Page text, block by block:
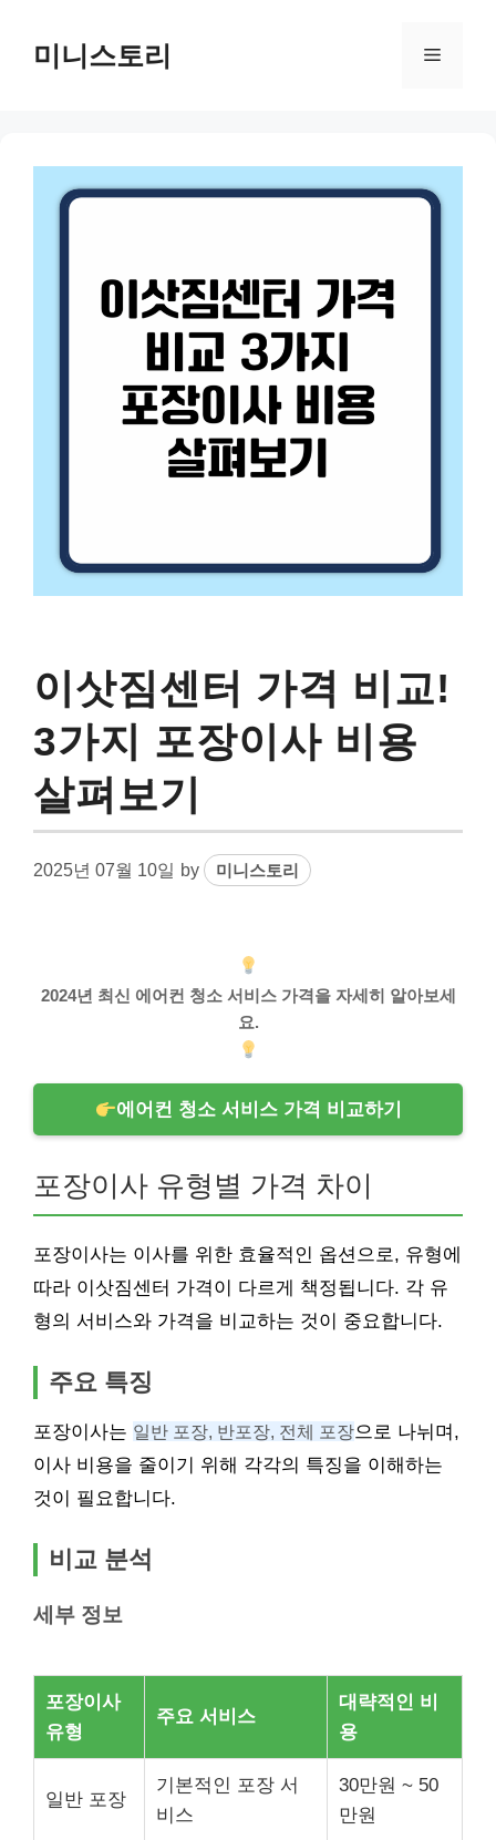
content미니스토리 Menu
이삿짐센터 가격 비교!
3가지 포장이사 비용
살펴보기
2025년 07월 10일 by 미니스토리
2024년 최신 에어컨 청소 서비스 가격을 자세히 알아보세
요.
에어컨 청소 서비스 가격 비교하기
포장이사 유형별 가격 차이
포장이사는 이사를 위한 효율적인 옵션으로, 유형에
따라 이삿짐센터 가격이 다르게 책정됩니다. 각 유
형의 서비스와 가격을 비교하는 것이 중요합니다.
주요 특징
포장이사는 일반 포장, 반포장, 전체 포장으로 나뉘며,
이사 비용을 줄이기 위해 각각의 특징을 이해하는
것이 필요합니다.
비교 분석
세부 정보
포장이사
유형
주요 서비스
대략적인 비
용
일반 포장
기본적인 포장 서
비스
30만원 ~ 50
만원